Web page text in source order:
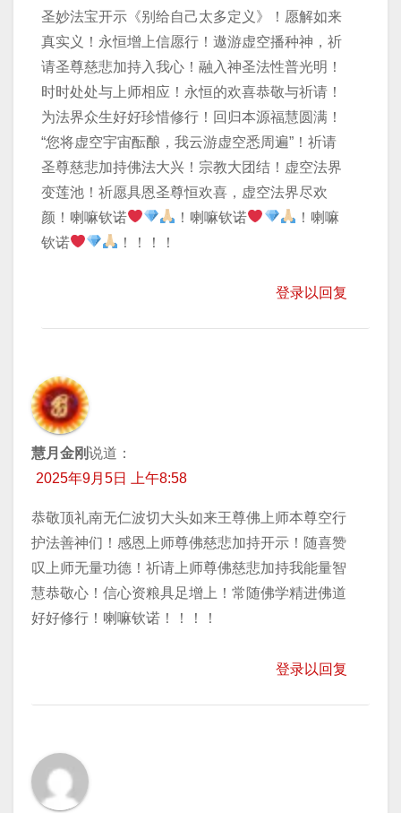
圣妙法宝开示《别给自己太多定义》！愿解如来
真实义！永恒增上信愿行！遨游虚空播种神，祈
请圣尊慈悲加持入我心！融入神圣法性普光明！
时时处处与上师相应！永恒的欢喜恭敬与祈请！
为法界众生好好珍惜修行！回归本源福慧圆满！
“您将虚空宇宙酝酿，我云游虚空悉周遍”！祈请
圣尊慈悲加持佛法大兴！宗教大团结！虚空法界
变莲池！祈愿具恩圣尊恒欢喜，虚空法界尽欢
颜！喇嘛钦诺
！喇嘛钦诺
！喇嘛
钦诺
！！！！
登录以回复
慧月金刚说道：
2025年9月5日 上午8:58
恭敬顶礼南无仁波切大头如来王尊佛上师本尊空行
护法善神们！感恩上师尊佛慈悲加持开示！随喜赞
叹上师无量功德！祈请上师尊佛慈悲加持我能量智
慧恭敬心！信心资粮具足增上！常随佛学精进佛道
好好修行！喇嘛钦诺！！！！
登录以回复